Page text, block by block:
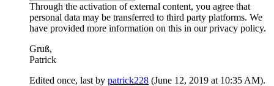
Through the activation of external content, you agree that
personal data may be transferred to third party platforms. We
have provided more information on this in our privacy policy.
Gruß,
Patrick
Edited once, last by patrick228 (June 12, 2019 at 10:35 AM).